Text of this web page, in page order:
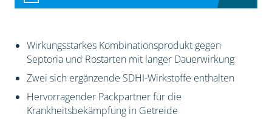
Wirkungsstarkes Kombinationsprodukt gegen
Septoria und Rostarten mit langer Dauerwirkung
Zwei sich ergänzende SDHI-Wirkstoffe enthalten
Hervorragender Packpartner für die
Krankheitsbekämpfung in Getreide